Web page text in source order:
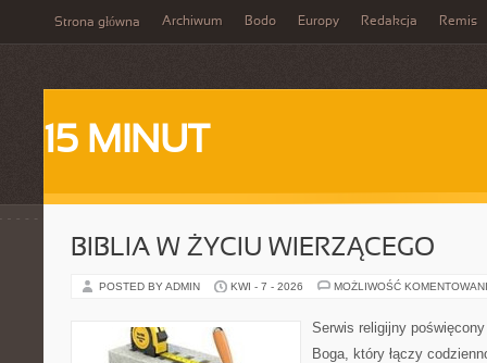
Strona główna Archiwum Bodo Europy Redakcja Remis
15 MINUT
BIBLIA W ŻYCIU WIERZĄCEGO
POSTED BY ADMIN KWI - 7 - 2026 MOŻLIWOŚĆ
Serwis religijny
Boga, który łączy